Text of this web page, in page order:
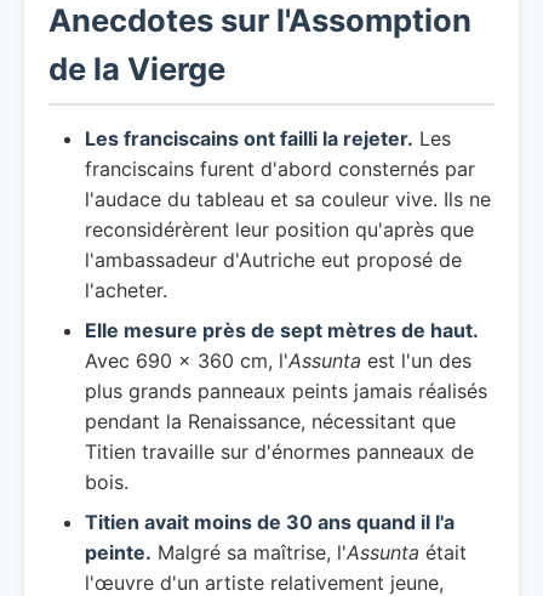
Anecdotes sur l'Assomption
de la Vierge
Les franciscains ont failli la rejeter. Les
franciscains furent d'abord consternés par
l'audace du tableau et sa couleur vive. Ils ne
reconsidérèrent leur position qu'après que
l'ambassadeur d'Autriche eut proposé de
l'acheter.
Elle mesure près de sept mètres de haut.
Avec 690 × 360 cm, l'Assunta est l'un des
plus grands panneaux peints jamais réalisés
pendant la Renaissance, nécessitant que
Titien travaille sur d'énormes panneaux de
bois.
Titien avait moins de 30 ans quand il l'a
peinte. Malgré sa maîtrise, l'Assunta était
l'œuvre d'un artiste relativement jeune,